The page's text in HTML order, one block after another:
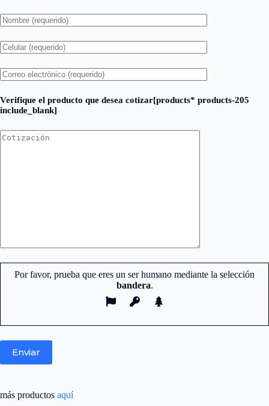
Verifique el producto que desea cotizar[products* products-205
include_blank]
Por favor, prueba que eres un ser humano mediante la selección
bandera.
más productos aquí